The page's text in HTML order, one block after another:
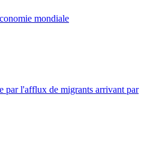
mondiale
par l'afflux de migrants arrivant par